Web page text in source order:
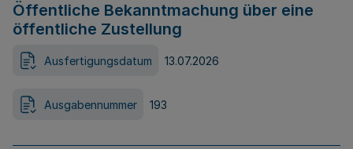
Öffentliche Bekanntmachung über eine
öffentliche Zustellung
Ausfertigungsdatum 13.07.2026
Ausgabennummer 193